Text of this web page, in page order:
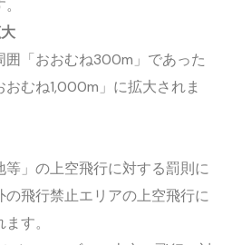
囲「おおむね300m」であった
むね1,000m」に拡大されま
」の上空飛行に対する罰則に
飛行禁止エリアの上空飛行に
す。